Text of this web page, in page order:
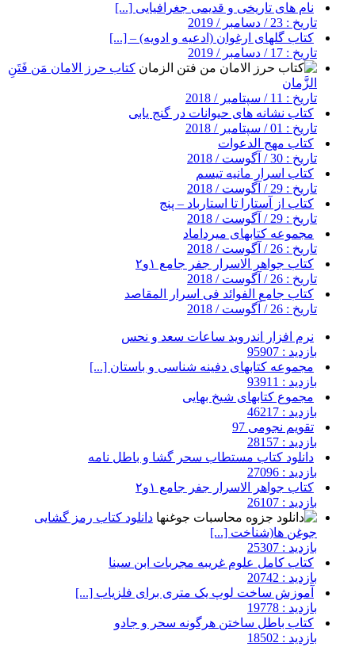
نام های تاریخی و قدیمی جغرافیایی [...]
تاریخ : 23 / دسامبر / 2019
کتاب گلهای ارغوان (ادعیه و ادویه) – [...]
تاریخ : 17 / دسامبر / 2019
کتاب حرز الامان مَن فَتَنِ
الزَّمان
تاریخ : 11 / سپتامبر / 2018
کتاب نشانه های حیوانات در گنج یابی
تاریخ : 01 / سپتامبر / 2018
کتاب مهج الدعوات
تاریخ : 30 / آگوست / 2018
کتاب اسرار مانیه تیسم
تاریخ : 29 / آگوست / 2018
کتاب از آستارا تا استارباد – پنج
تاریخ : 29 / آگوست / 2018
مجموعه کتابهای میرداماد
تاریخ : 26 / آگوست / 2018
کتاب جواهر الاسرار جفر جامع ۱و۲
تاریخ : 26 / آگوست / 2018
کتاب جامع الفوائد فی اسرار المقاصد
تاریخ : 26 / آگوست / 2018
نرم افزار اندروید ساعات سعد و نحس
بازدید : 95907
مجموعه کتابهای دفینه شناسی و باستان [...]
بازدید : 93911
مجموع کتابهای شیخ بهایی
بازدید : 46217
تقویم نجومی 97
بازدید : 28157
دانلود کتاب مستطاب سحر گشا و باطل نامه
بازدید : 27096
کتاب جواهر الاسرار جفر جامع ۱و۲
بازدید : 26107
دانلود کتاب رمز گشایی
جوغن ها(شناخت [...]
بازدید : 25307
کتاب کامل علوم غریبه مجربات ابن سینا
بازدید : 20742
آموزش ساخت لوپ یک متری برای فلزیاب [...]
بازدید : 19778
کتاب باطل ساختن هرگونه سحر و جادو
بازدید : 18502